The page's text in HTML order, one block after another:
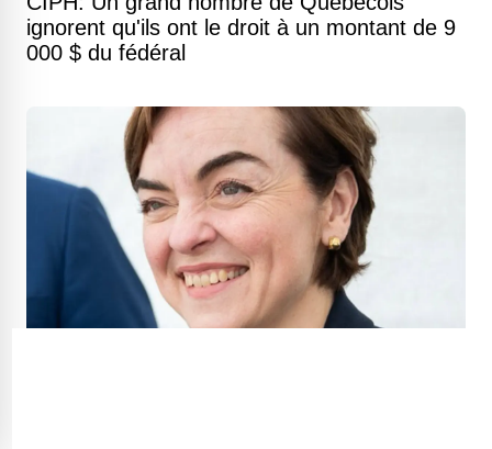
ignorent qu'ils ont le droit à un montant de 9
000 $ du fédéral